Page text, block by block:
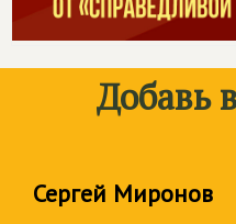
Добавь
Сергей Миронов